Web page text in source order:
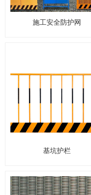
施工安全防护网
基坑护栏